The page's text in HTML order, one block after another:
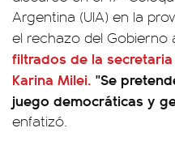
Argentina (UIA) en la
el rechazo del Gobierno
filtrados de la
Karina Milei. "Se
juego democráticas y
enfatizó.